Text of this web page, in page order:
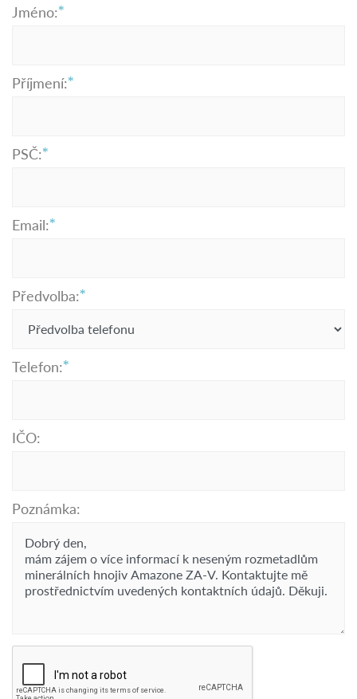
Jméno:
Příjmení:
PSČ:
Email:
Předvolba:
Telefon:
IČO:
Poznámka: